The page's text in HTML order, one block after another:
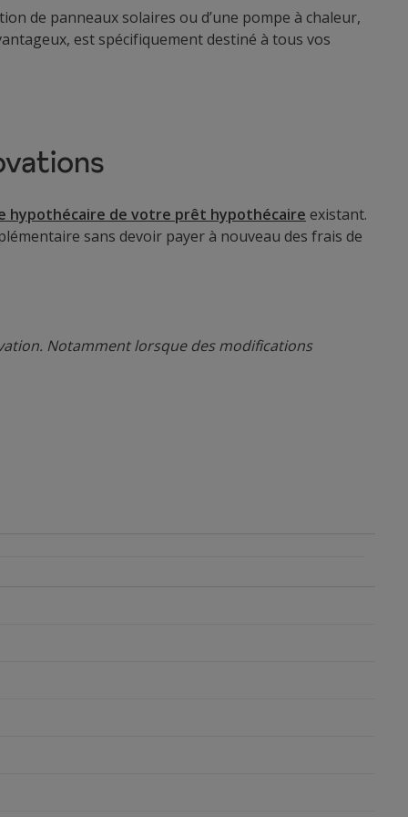
de panneaux solaires ou d’une pompe à chaleur,
est spécifiquement destiné à tous vos
hypothécaire de votre prêt hypothécaire existant.
sans devoir payer à nouveau des frais de
Notamment lorsque des modifications